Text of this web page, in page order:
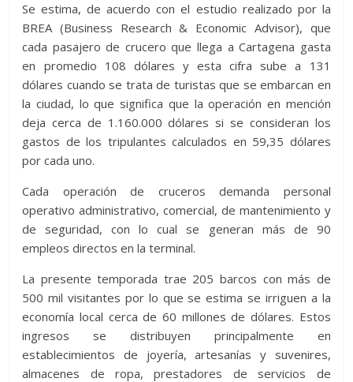
Se estima, de acuerdo con el estudio realizado por la
BREA (Business Research & Economic Advisor), que
cada pasajero de crucero que llega a Cartagena gasta
en promedio 108 dólares y esta cifra sube a 131
dólares cuando se trata de turistas que se embarcan en
la ciudad, lo que significa que la operación en mención
deja cerca de 1.160.000 dólares si se consideran los
gastos de los tripulantes calculados en 59,35 dólares
por cada uno.
Cada operación de cruceros demanda personal
operativo administrativo, comercial, de mantenimiento y
de seguridad, con lo cual se generan más de 90
empleos directos en la terminal.
La presente temporada trae 205 barcos con más de
500 mil visitantes por lo que se estima se irriguen a la
economía local cerca de 60 millones de dólares. Estos
ingresos se distribuyen principalmente en
establecimientos de joyería, artesanías y suvenires,
almacenes de ropa, prestadores de servicios de